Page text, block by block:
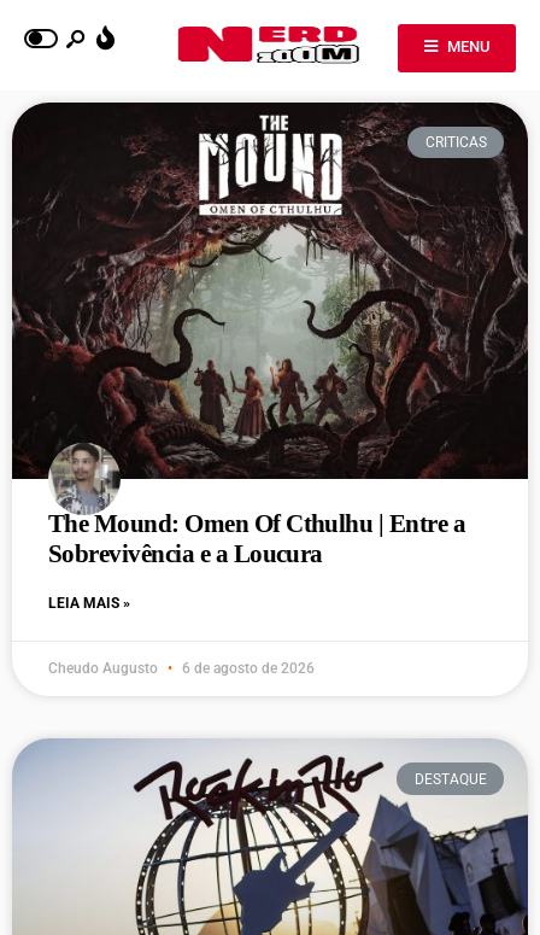
MENU
CRITICAS
The Mound: Omen Of Cthulhu | Entre a
Sobrevivência e a Loucura
LEIA MAIS »
Cheudo Augusto 6 de agosto de 2026
DESTAQUE